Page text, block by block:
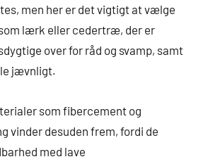
men her er det vigtigt at vælge
lærk eller cedertræ, der er
over for råd og svamp, samt
jævnligt.
som fibercement og
vinder desuden frem, fordi de
med lave